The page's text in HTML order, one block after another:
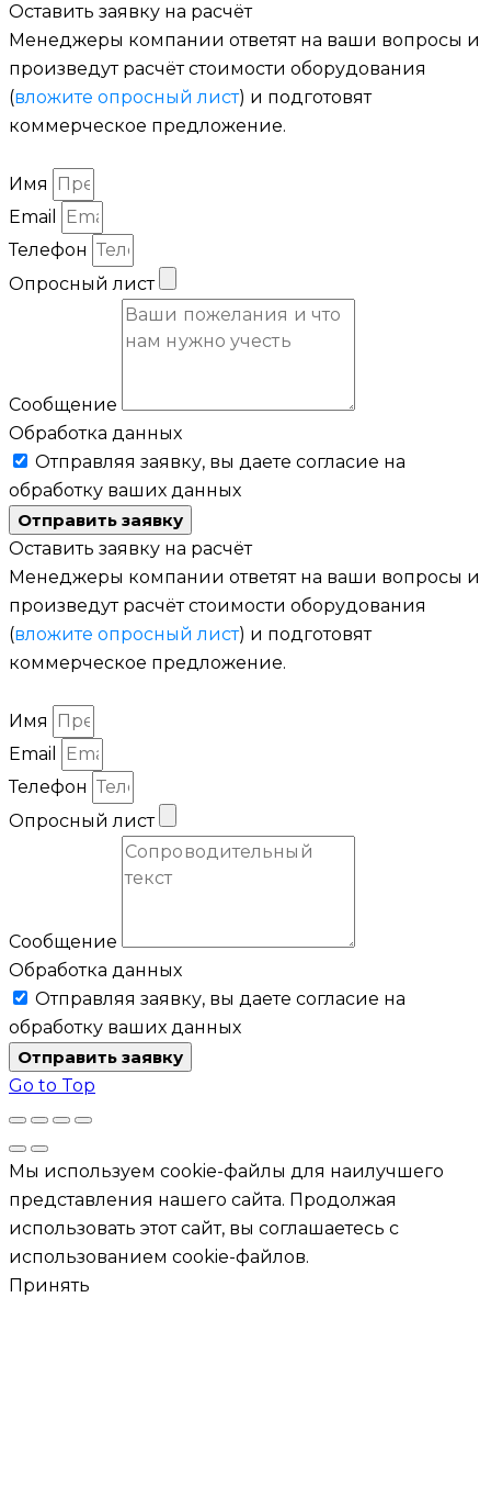
Оставить заявку на расчёт
Менеджеры компании ответят на ваши вопросы и
произведут расчёт стоимости оборудования
(вложите опросный лист) и подготовят
коммерческое предложение.
Имя
Email
Телефон
Опросный лист
Сообщение
Обработка данных
Отправляя заявку, вы даете согласие на
обработку ваших данных
Отправить заявку
Оставить заявку на расчёт
Менеджеры компании ответят на ваши вопросы и
произведут расчёт стоимости оборудования
(вложите опросный лист) и подготовят
коммерческое предложение.
Имя
Email
Телефон
Опросный лист
Сообщение
Обработка данных
Отправляя заявку, вы даете согласие на
обработку ваших данных
Отправить заявку
Go to Top
Мы используем cookie-файлы для наилучшего
представления нашего сайта. Продолжая
использовать этот сайт, вы соглашаетесь с
использованием cookie-файлов.
Принять